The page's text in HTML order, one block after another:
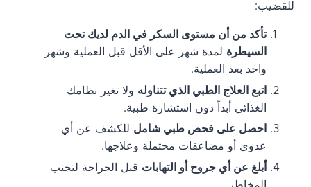
للقضيب:
تأكد من أن مستوى السكر في الدم لديك تحت
السيطرة لمدة شهر على الأقل قبل العملية وشهر
واحد بعد العملية.
اتبع العلاج الطبي الذي تتناوله ولا تغير نظامك
الغذائي أبداً دون استشارة طبية.
احصل على فحص طبي شامل للكشف عن أي
عدوى أو مضاعفات محتملة وعلاجها.
أبلغ عن أي جروح أو التهابات قبل الجراحة لتجنب